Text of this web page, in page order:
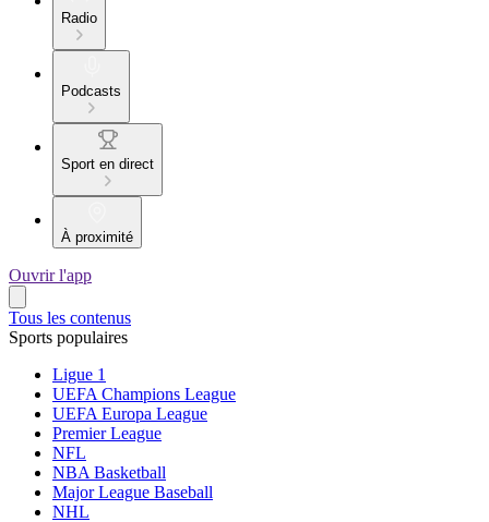
Radio
Podcasts
Sport en direct
À proximité
Ouvrir l'app
Tous les contenus
Sports populaires
Ligue 1
UEFA Champions League
UEFA Europa League
Premier League
NFL
NBA Basketball
Major League Baseball
NHL